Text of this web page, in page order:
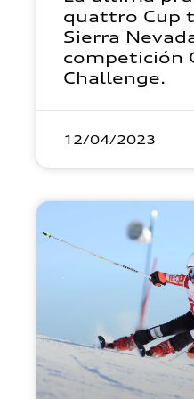
quattro Cup
Sierra
competición
Challenge.
12/04/2023